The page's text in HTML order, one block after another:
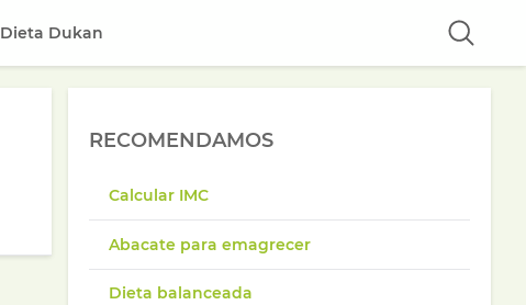
Dieta Dukan
RECOMENDAMOS
Calcular IMC
Abacate para emagrecer
Dieta balanceada